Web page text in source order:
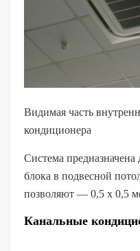
Видимая часть
кондиционера
Система
блока в подвесной
позволяют — 0,5 х 0,5
Канальные